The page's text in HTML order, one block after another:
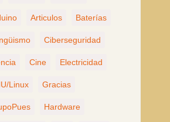
Articulos Baterías
Ciberseguridad
Cine Electricidad
Linux Gracias
Hardware